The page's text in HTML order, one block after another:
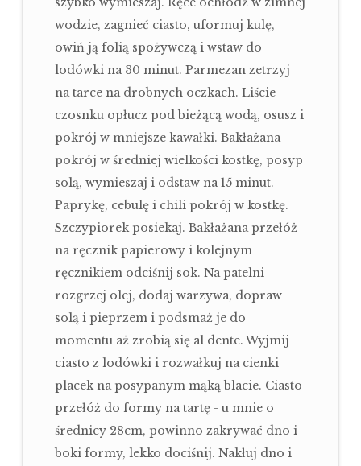
wodzie, zagnieć ciasto, uformuj kulę,
owiń ją folią spożywczą i wstaw do
lodówki na 30 minut. Parmezan zetrzyj
na tarce na drobnych oczkach. Liście
czosnku opłucz pod bieżącą wodą, osusz i
pokrój w mniejsze kawałki. Bakłażana
pokrój w średniej wielkości kostkę, posyp
solą, wymieszaj i odstaw na 15 minut.
Paprykę, cebulę i chili pokrój w kostkę.
Szczypiorek posiekaj. Bakłażana przełóż
na ręcznik papierowy i kolejnym
ręcznikiem odciśnij sok. Na patelni
rozgrzej olej, dodaj warzywa, dopraw
solą i pieprzem i podsmaż je do
momentu aż zrobią się al dente. Wyjmij
ciasto z lodówki i rozwałkuj na cienki
placek na posypanym mąką blacie. Ciasto
przełóż do formy na tartę - u mnie o
średnicy 28cm, powinno zakrywać dno i
boki formy, lekko dociśnij. Nakłuj dno i